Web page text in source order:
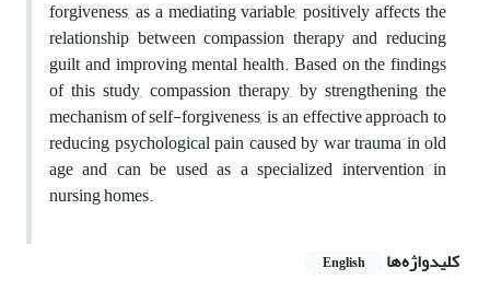
forgiveness, as a mediating variable, positively affects the
relationship between compassion therapy and reducing
guilt and improving mental health. Based on the findings
of this study, compassion therapy, by strengthening the
mechanism of self-forgiveness, is an effective approach to
reducing psychological pain caused by war trauma in old
age and can be used as a specialized intervention in
nursing homes.
کلیدواژه‌ها
English